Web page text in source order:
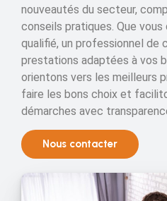
nouveautés du secteur,
conseils pratiques. Que vous
qualifié, un professionnel de
prestations adaptées à vos
orientons vers les meilleurs
faire les bons choix et
démarches avec
Nous contacter